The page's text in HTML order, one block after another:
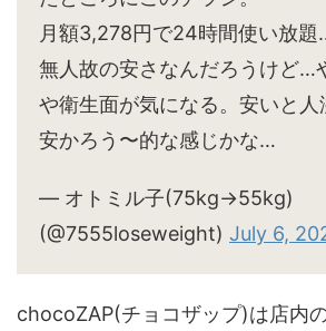
月額3,278円で24時間使い放題
無人故の安さなんだろうけど…
や衛生面が気になる。安いと人
安かろう〜的な感じかな…
— オトミル子(75kg→55kg)
(@7555loseweight) July 6,
chocoZAP(チョコザップ)は店内